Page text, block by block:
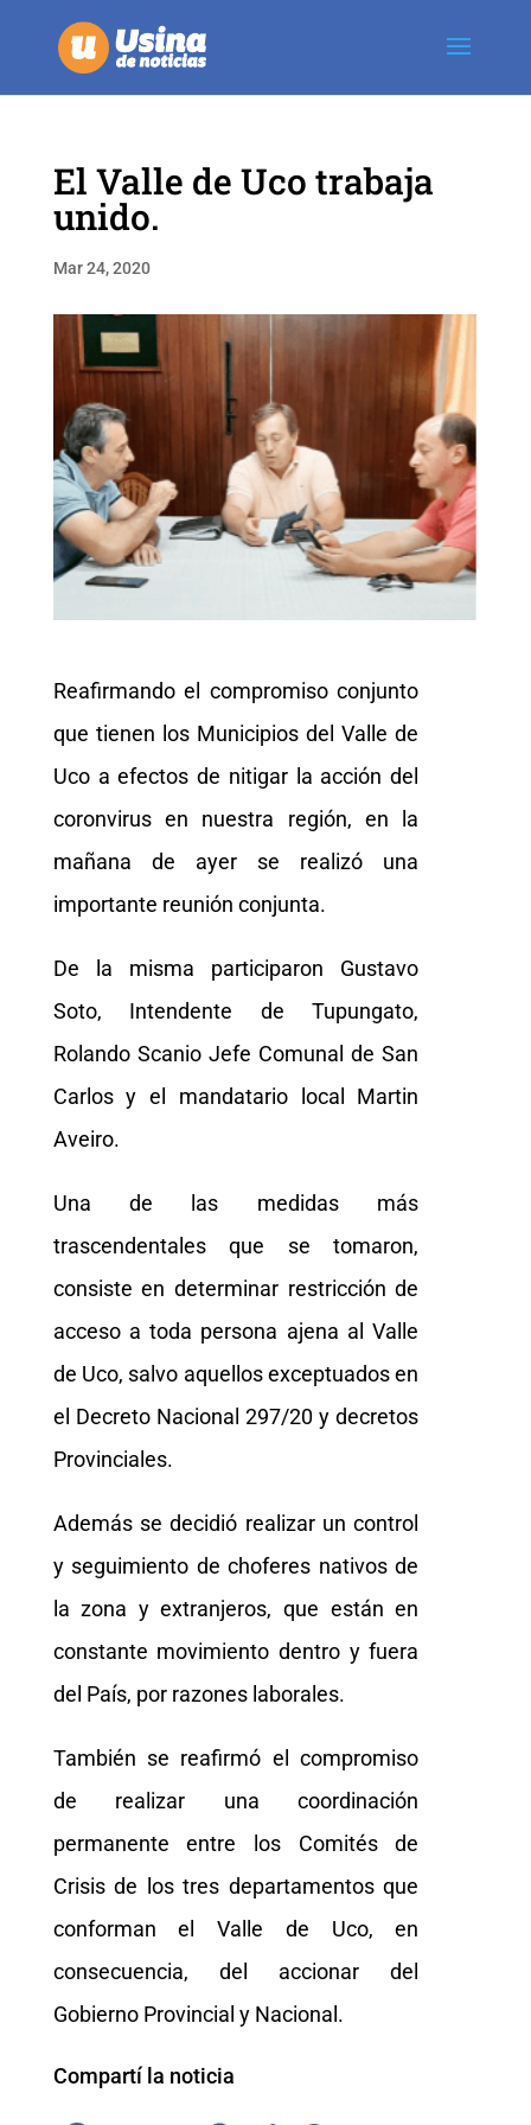
El Valle de Uco trabaja
unido.
Mar 24, 2020
Reafirmando el compromiso conjunto
que tienen los Municipios del Valle de
Uco a efectos de nitigar la acción del
coronvirus en nuestra región, en la
mañana de ayer se realizó una
importante reunión conjunta.
De la misma participaron Gustavo
Soto, Intendente de Tupungato,
Rolando Scanio Jefe Comunal de San
Carlos y el mandatario local Martin
Aveiro.
Una de las medidas más
trascendentales que se tomaron,
consiste en determinar restricción de
acceso a toda persona ajena al Valle
de Uco, salvo aquellos exceptuados en
el Decreto Nacional 297/20 y decretos
Provinciales.
Además se decidió realizar un control
y seguimiento de choferes nativos de
la zona y extranjeros, que están en
constante movimiento dentro y fuera
del País, por razones laborales.
También se reafirmó el compromiso
de realizar una coordinación
permanente entre los Comités de
Crisis de los tres departamentos que
conforman el Valle de Uco, en
consecuencia, del accionar del
Gobierno Provincial y Nacional.
Compartí la noticia